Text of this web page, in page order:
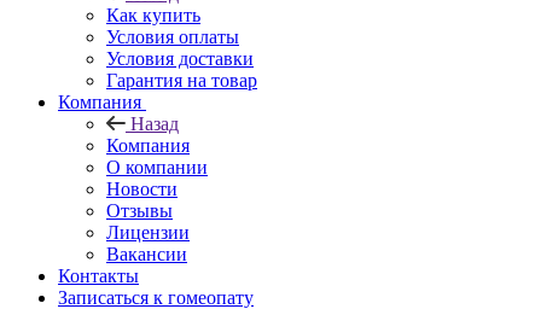
Как купить
Условия оплаты
Условия доставки
Гарантия на товар
Компания
Назад
Компания
О компании
Новости
Отзывы
Лицензии
Вакансии
Контакты
Записаться к гомеопату